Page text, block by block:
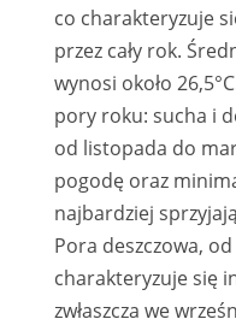
co charakteryzuje
przez cały rok.
wynosi około
pory roku: sucha i
od listopada do
pogodę oraz
najbardziej
Pora deszczowa,
charakteryzuje się
zwłaszcza we